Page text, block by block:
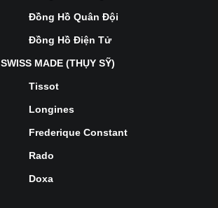
Đồng Hồ Quân Đội
Đồng Hồ Điện Tử
SWISS MADE (THỤY SỸ)
Tissot
Longines
Frederique Constant
Rado
Doxa